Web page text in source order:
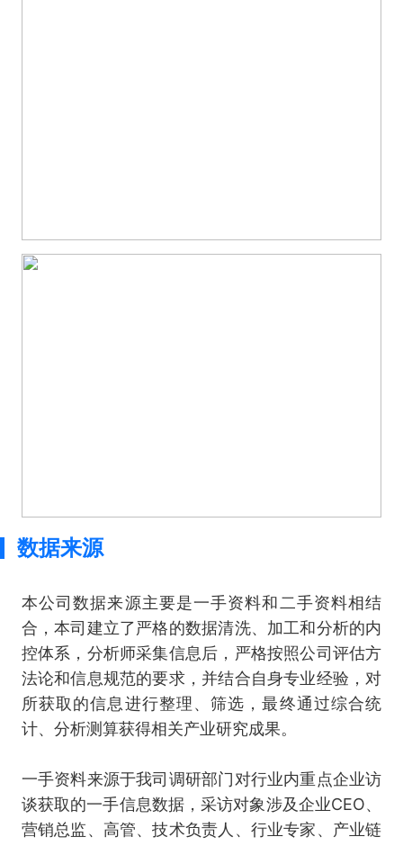
数据来源
本公司数据来源主要是一手资料和二手资料相结
合，本司建立了严格的数据清洗、加工和分析的内
控体系，分析师采集信息后，严格按照公司评估方
法论和信息规范的要求，并结合自身专业经验，对
所获取的信息进行整理、筛选，最终通过综合统
计、分析测算获得相关产业研究成果。
一手资料来源于我司调研部门对行业内重点企业访
谈获取的一手信息数据，采访对象涉及企业CEO、
营销总监、高管、技术负责人、行业专家、产业链